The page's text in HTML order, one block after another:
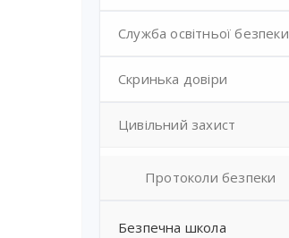
Служба освітньої безпеки
Скринька довіри
Цивільний захист
Протоколи безпеки
Безпечна школа